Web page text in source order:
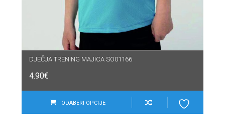
DJEČJA TRENING MAJICA SO01166
4.90€
ODABERI OPCIJE